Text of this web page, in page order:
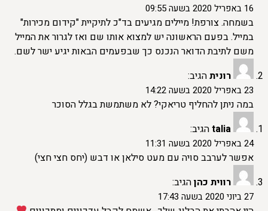
16 באפריל 2020 בשעה 09:55
בשמחה. צורפת! מיילים מגיעים בד"כ לתיקיית "קידום מכירות"
במייל. בפעם הראשונה יש למצוא אותו שם ואז לגרור את המייל
משם לתיבת הדואר הנכנס כך שבפעמים הבאות יגיע ישר לשם.
רוניתהגיב:
23 באפריל 2020 בשעה 14:22
במה ניתן להחליף טריאקי? לא משתמשת בגלל הסוכר
taliaהגיב:
24 באפריל 2020 בשעה 11:31
אפשר לערבב סויה עם מעט סילאן או דבש (יחס חצי חצי)
רווית כהןהגיב:
27 ביוני 2020 בשעה 17:43